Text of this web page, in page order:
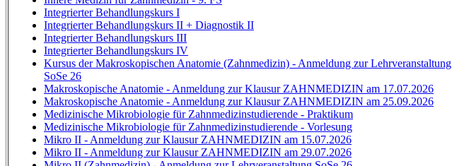
Integrierter Behandlungskurs I
Integrierter Behandlungskurs II + Diagnostik II
Integrierter Behandlungskurs III
Integrierter Behandlungskurs IV
Kursus der Makroskopischen Anatomie (Zahnmedizin) - Anmeldung zur Lehrveranstaltung
SoSe 26
Makroskopische Anatomie - Anmeldung zur Klausur ZAHNMEDIZIN am 17.07.2026
Makroskopische Anatomie - Anmeldung zur Klausur ZAHNMEDIZIN am 25.09.2026
Medizinische Mikrobiologie für Zahnmedizinstudierende - Praktikum
Medizinische Mikrobiologie für Zahnmedizinstudierende - Vorlesung
Mikro II - Anmeldung zur Klausur ZAHNMEDIZIN am 15.07.2026
Mikro II - Anmeldung zur Klausur ZAHNMEDIZIN am 29.07.2026